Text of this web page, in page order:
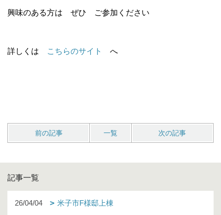
興味のある方は ぜひ ご参加ください
詳しくは こちらのサイト へ
前の記事 一覧 次の記事
記事一覧
26/04/04 米子市F様邸上棟